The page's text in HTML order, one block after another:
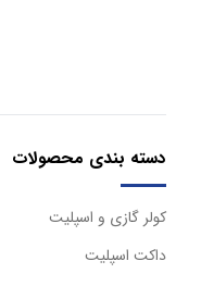
دسته بندی محصولات
كولر گازی و اسپليت
داكت اسپليت